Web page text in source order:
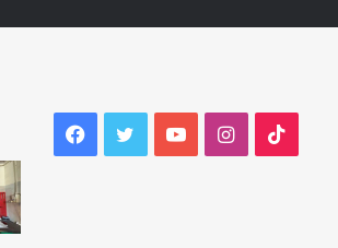
Facebook
TwitterYouTubeInstagram
TikTok